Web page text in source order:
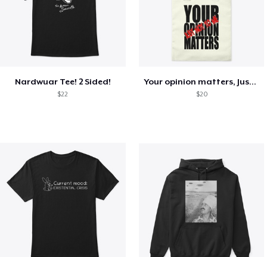
Nardwuar Tee! 2 Sided!
$22
Your opinion matters, Just not to me!
$20